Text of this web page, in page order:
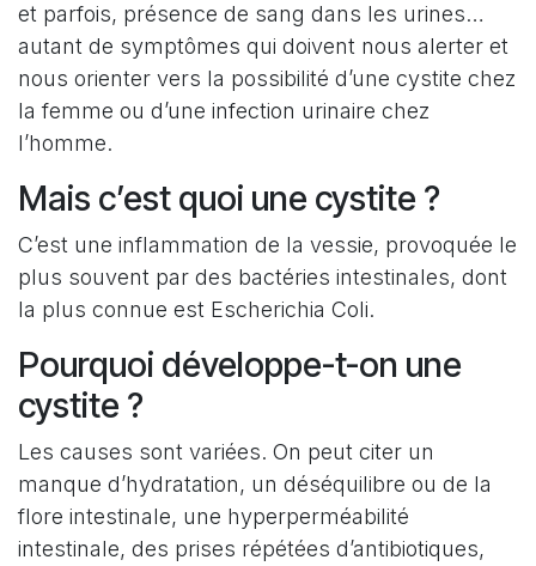
et parfois, présence de sang dans les urines…
autant de symptômes qui doivent nous alerter et
nous orienter vers la possibilité d’une cystite chez
la femme ou d’une infection urinaire chez
l’homme.
Mais c’est quoi une cystite ?
C’est une inflammation de la vessie, provoquée le
plus souvent par des bactéries intestinales, dont
la plus connue est Escherichia Coli.
Pourquoi développe-t-on une
cystite ?
Les causes sont variées. On peut citer un
manque d’hydratation, un déséquilibre ou de la
flore intestinale, une hyperperméabilité
intestinale, des prises répétées d’antibiotiques,